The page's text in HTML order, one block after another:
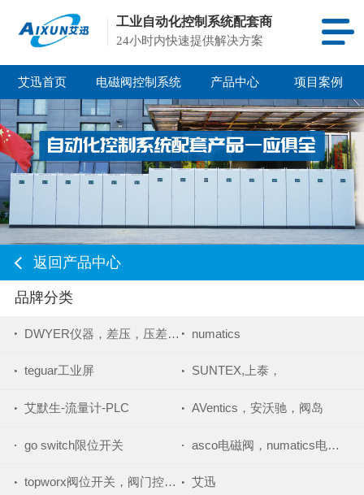
工业自动化控制系统配套商
24小时内快速提供解决方案
艾迅首页 电磁阀控制系统 产品中心 项目案例
返回产品中心
品牌分类
DWYER仪器，差压，压差表，压差变送器 numatics
teguar工业屏 SUNTEX,上泰，
艾默生-流量计-PLC AVentics，安沃驰，阀岛
go switch限位开关 asco电磁阀，numatics电磁阀，asco，电磁阀
topworx阀位开关，阀门控制器，topworx 艾迅